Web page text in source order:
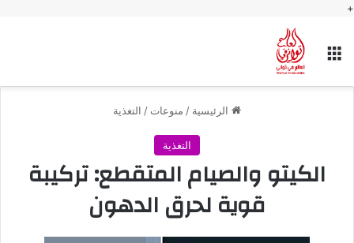
+
القائمة
الرئيسية / منوعات / التغذية
التغذية
الكيتو والصيام المتقطع: تركيبة
قوية لحرق الدهون